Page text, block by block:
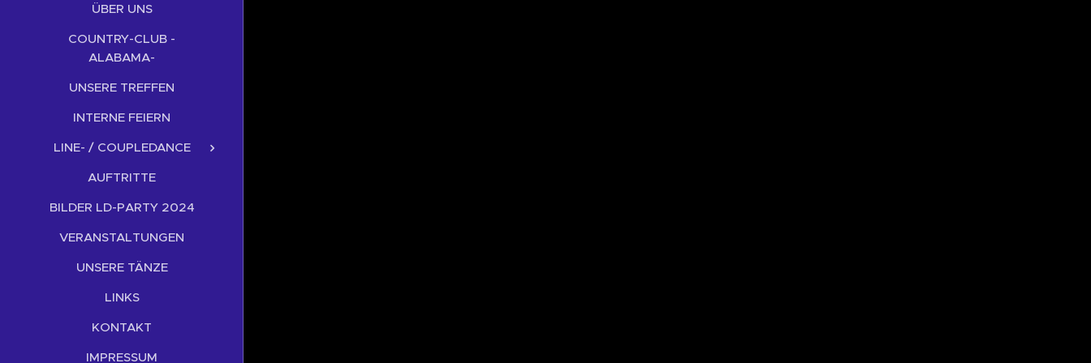
ÜBER UNS
COUNTRY-CLUB -
ALABAMA-
UNSERE TREFFEN
INTERNE FEIERN
LINE- / COUPLEDANCE
AUFTRITTE
BILDER LD-PARTY 2024
VERANSTALTUNGEN
UNSERE TÄNZE
LINKS
KONTAKT
IMPRESSUM